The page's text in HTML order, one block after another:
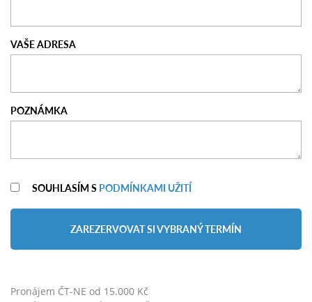
VAŠE ADRESA
POZNÁMKA
SOUHLASÍM S PODMÍNKAMI UŽITÍ
ZAREZERVOVAT SI VYBRANÝ TERMÍN
Pronájem ČT-NE od 15.000 Kč